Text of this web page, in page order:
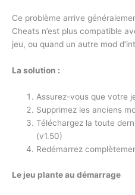
Ce problème arrive
Cheats n’est plus compatible
jeu, ou quand un autre mod
La solution :
Assurez-vous que votre
Supprimez les anciens
Téléchargez la toute
(v1.50)
Redémarrez
Le jeu plante au démarrage